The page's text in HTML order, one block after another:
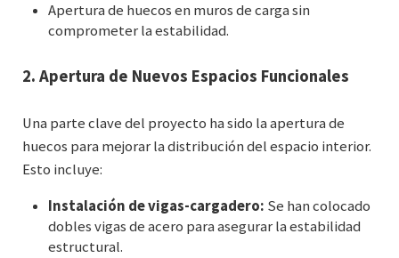
Apertura de huecos en muros de carga sin
comprometer la estabilidad.
2. Apertura de Nuevos Espacios Funcionales
Una parte clave del proyecto ha sido la apertura de
huecos para mejorar la distribución del espacio interior.
Esto incluye:
Instalación de vigas-cargadero: Se han colocado
dobles vigas de acero para asegurar la estabilidad
estructural.